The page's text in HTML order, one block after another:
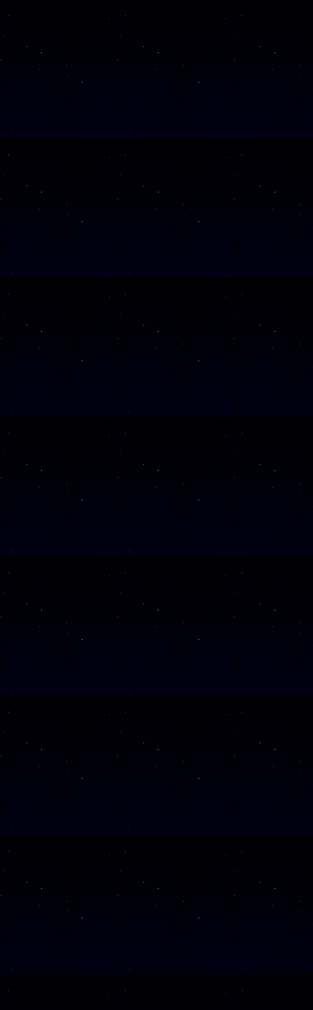
SAMSTAG
SAMSTAG
Alle